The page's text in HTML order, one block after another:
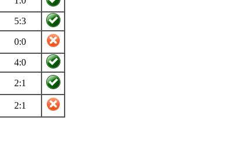
5:3
0:0
4:0
2:1
2:1